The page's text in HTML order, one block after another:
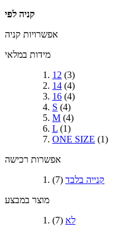
קניה לפי
אפשרויות קניה
מידות במלאי
12 (3)
14 (4)
16 (4)
S (4)
M (4)
L (1)
ONE SIZE (1)
אפשרות רכישה
קנייה בלבד (7)
מוצר במבצע
לא (7)